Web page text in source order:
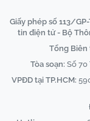
Giấy phép số 113/
tin điện tử - Bộ
Tổng Biên
Tòa soạn: Số 70
VPĐD tại TP.HCM: